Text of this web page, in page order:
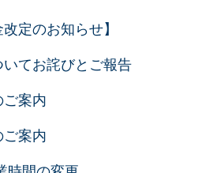
定のお知らせ】
てお詫びとご報告
ご案内
ご案内